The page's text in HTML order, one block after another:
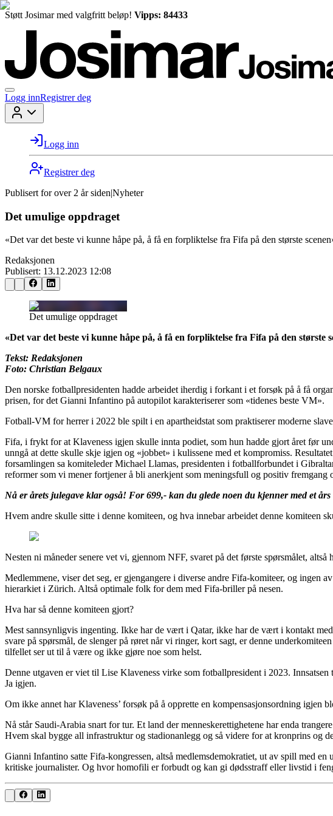
Støtt Josimar med valgfritt beløp! Vipps: 84433
Logg innRegistrer deg
Logg inn
Registrer deg
Publisert for over 2 år siden|Nyheter
Det umulige oppdraget
«Det var det beste vi kunne håpe på, å få en forpliktelse fra Fifa på den største
Redaksjonen
Publisert: 13.12.2023 12:08
Det umulige oppdraget
«Det var det beste vi kunne håpe på, å få en forpliktelse fra Fifa på den
Tekst: Redaksjonen
Foto: Christian Belgaux
Den norske fotballpresidenten hadde arbeidet iherdig i forkant i et forsøk på å få
prisen, for det Gianni Infantino på autopilot karakteriserer som «tidenes beste VM».
Fotball-VM for herrer i 2022 ble spilt i en apartheidstat som praktiserer moderne
Fifa, i frykt for at Klaveness igjen skulle innta podiet, som hun hadde gjort året før
unngå at dette skulle skje igjen og «jobbet» i kulissene med et kompromiss.
forsamlingen sa komiteleder Michael Llamas, presidenten i fotballforbundet i
reformer som vi mener fortjener å bli anerkjent som meningsfull og positiv
Nå er årets julegave klar også! For 699,- kan du glede noen du kjenner med et
Hvem andre skulle sitte i denne komiteen, og hva innebar arbeidet denne komiteen
Nesten ni måneder senere vet vi, gjennom NFF, svaret på det første spørsmålet,
Medlemmene, viser det seg, er gjengangere i diverse andre Fifa-komiteer, og ingen
hierarkiet i Zürich. Altså optimale folk for dem med Fifa-briller på nesen.
Hva har så denne komiteen gjort?
Mest sannsynligvis ingenting. Ikke har de vært i Qatar, ikke har de vært i kontakt
svare på spørsmål, de slenger på røret når vi ringer, kort sagt, er denne
tilfellet ser ut til å være og ikke gjøre noe som helst.
Denne utgaven er viet til Lise Klaveness virke som fotballpresident i 2023.
Ja igjen.
Om ikke annet har Klaveness’ forsøk på å opprette en kompensasjonsordning
Nå står Saudi-Arabia snart for tur. Et land der menneskerettighetene har enda
Hvem skal bygge all infrastruktur og stadionanlegg og så videre for at kronprins og
Gianni Infantino satte Fifa-kongressen, altså medlemsdemokratiet, ut av spill med
kritiske journalister. Og hvor homofili er forbudt og kan gi dødsstraff eller livstid i